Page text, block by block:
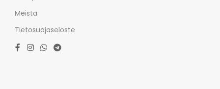
Meista
Tietosuojaseloste